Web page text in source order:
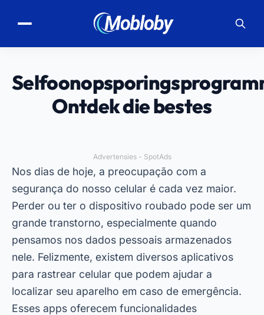
Ontdek die bestes
Advertensies - SpotAds
Nos dias de hoje, a preocupação com a
segurança do nosso celular é cada vez maior.
Perder ou ter o dispositivo roubado pode ser um
grande transtorno, especialmente quando
pensamos nos dados pessoais armazenados
nele. Felizmente, existem diversos aplicativos
para rastrear celular que podem ajudar a
localizar seu aparelho em caso de emergência.
Esses apps oferecem funcionalidades